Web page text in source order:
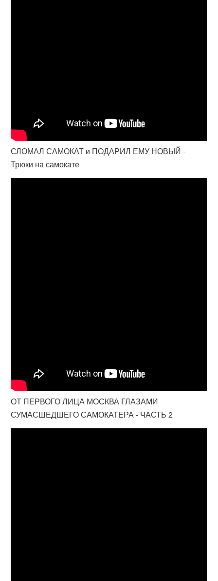
СЛОМАЛ САМОКАТ и ПОДАРИЛ ЕМУ НОВЫЙ -
Трюки на самокате
ОТ ПЕРВОГО ЛИЦА МОСКВА ГЛАЗАМИ
СУМАСШЕДШЕГО САМОКАТЕРА - ЧАСТЬ 2